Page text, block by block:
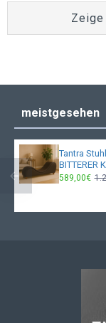
meistgesehen
Tantra
BITTERER
589,00€